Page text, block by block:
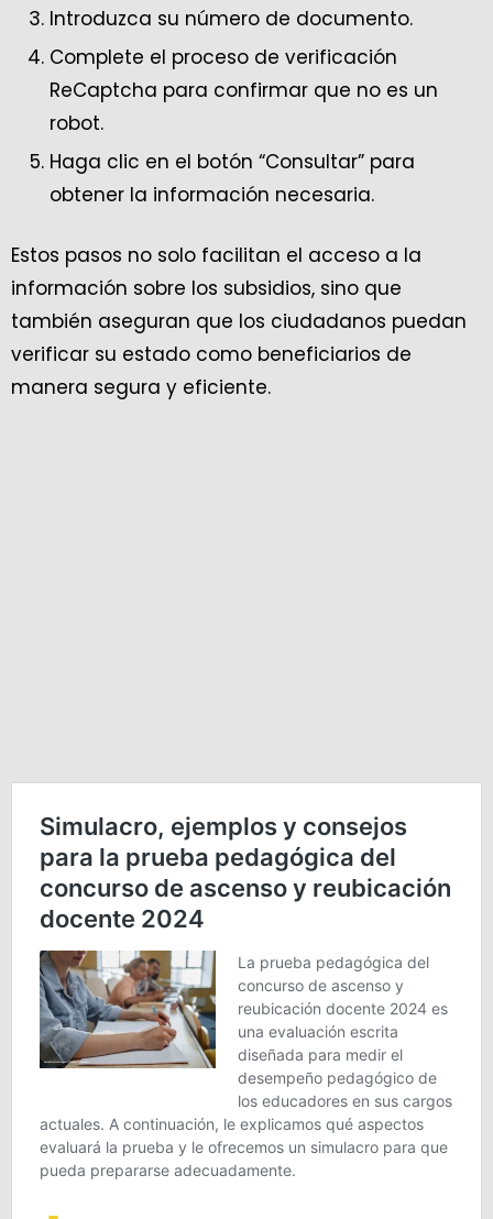
Introduzca su número de documento.
Complete el proceso de verificación
ReCaptcha para confirmar que no es un
robot.
Haga clic en el botón “Consultar” para
obtener la información necesaria.
Estos pasos no solo facilitan el acceso a la
información sobre los subsidios, sino que
también aseguran que los ciudadanos puedan
verificar su estado como beneficiarios de
manera segura y eficiente.